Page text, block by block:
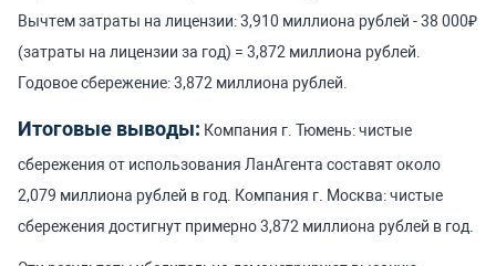
Вычтем затраты на лицензии: 3,910 миллиона рублей - 38 000₽
(затраты на лицензии за год) = 3,872 миллиона рублей.
Годовое сбережение: 3,872 миллиона рублей.
Итоговые выводы: Компания г. Тюмень: чистые
сбережения от использования ЛанАгента составят около
2,079 миллиона рублей в год.
Компания г. Москва: чистые
сбережения достигнут примерно 3,872 миллиона рублей в год.